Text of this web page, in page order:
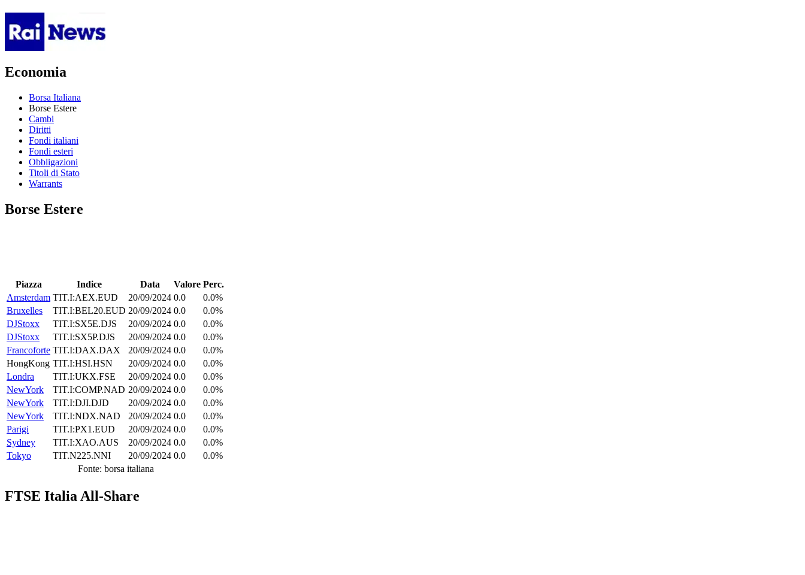
Economia
Borsa Italiana
Borse Estere
Cambi
Diritti
Fondi italiani
Fondi esteri
Obbligazioni
Titoli di Stato
Warrants
Borse Estere
Piazza Indice Data Valore Perc.
Amsterdam TIT.I:AEX.EUD 20/09/2024 0.0
0.0%
Bruxelles
TIT.I:BEL20.EUD 20/09/2024 0.0
0.0%
DJStoxx
TIT.I:SX5E.DJS 20/09/2024 0.0
0.0%
DJStoxx
TIT.I:SX5P.DJS 20/09/2024 0.0
0.0%
Francoforte TIT.I:DAX.DAX 20/09/2024 0.0
0.0%
HongKong TIT.I:HSI.HSN 20/09/2024 0.0
0.0%
Londra
TIT.I:UKX.FSE 20/09/2024 0.0
0.0%
NewYork
TIT.I:COMP.NAD 20/09/2024 0.0
0.0%
NewYork
TIT.I:DJI.DJD 20/09/2024 0.0
0.0%
NewYork
TIT.I:NDX.NAD 20/09/2024 0.0
0.0%
Parigi
TIT.I:PX1.EUD 20/09/2024 0.0
0.0%
Sydney
TIT.I:XAO.AUS 20/09/2024 0.0
0.0%
Tokyo
TIT.N225.NNI 20/09/2024 0.0
0.0%
Fonte: borsa italiana
FTSE Italia All-Share